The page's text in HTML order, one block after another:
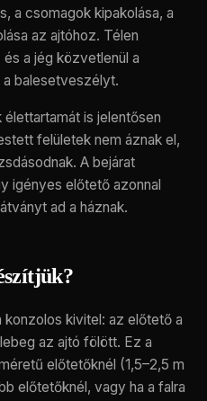
a csomagok kipakolása, a
az ajtóhoz. Télen
a jég közvetlenül a
balesetveszélyt.
is jelentősen
felületek nem áznak el,
A bejárat
igényes előtető azonnal
ad a háznak.
konzolos kivitel: az előtető a
az ajtó fölött. Ez a
előtetőknél (1,5–2,5 m
előtetőknél, vagy ha a falra